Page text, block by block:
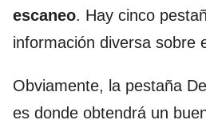
escaneo. Hay cinco
información diversa sobre
Obviamente, la pestaña
es donde obtendrá un